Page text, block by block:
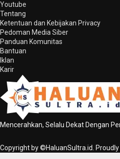
Youtube
Tentang
Ketentuan dan Kebijakan Privacy
Pedoman Media Siber
Panduan Komunitas
Bantuan
Iklan
Karir
Mencerahkan, Selalu Dekat Dengan
Copyright by ©HaluanSultra.id.